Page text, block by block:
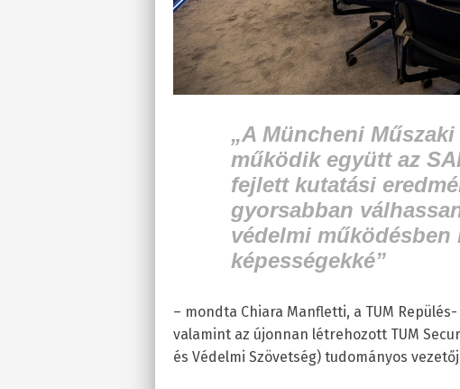
„A Müncheni
működik együtt az
fejlett kutatási
gyorsabban
védelmi működésben
képességekké”
– mondta Chiara Manfletti, a TUM
valamint az újonnan létrehozott TUM
és Védelmi Szövetség) tudományos